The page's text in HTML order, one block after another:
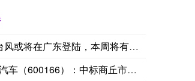
将在广东登陆，本周将有大暴雨
600166）：中标商丘市城乡一体化示